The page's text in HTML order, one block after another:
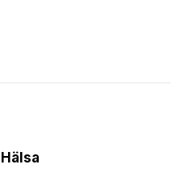
Hälsa